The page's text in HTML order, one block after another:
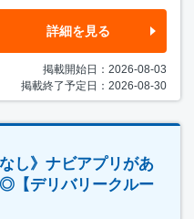
詳細を見る
掲載開始日：2026-08-03
掲載終了予定日：2026-08-30
し》ナビアプリがあ
【デリバリークルー